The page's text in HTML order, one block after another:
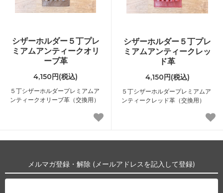
シザーホルダー５丁プレ
ミアムアンティークオリ
ーブ革
4,150円(税込)
５丁シザーホルダープレミアムア
ンティークオリーブ革（交換用）
シザーホルダー５丁プレ
ミアムアンティークレッ
ド革
4,150円(税込)
５丁シザーホルダープレミアムア
ンティークレッド革（交換用）
メルマガ登録・解除 (メールアドレスを記入して登録)